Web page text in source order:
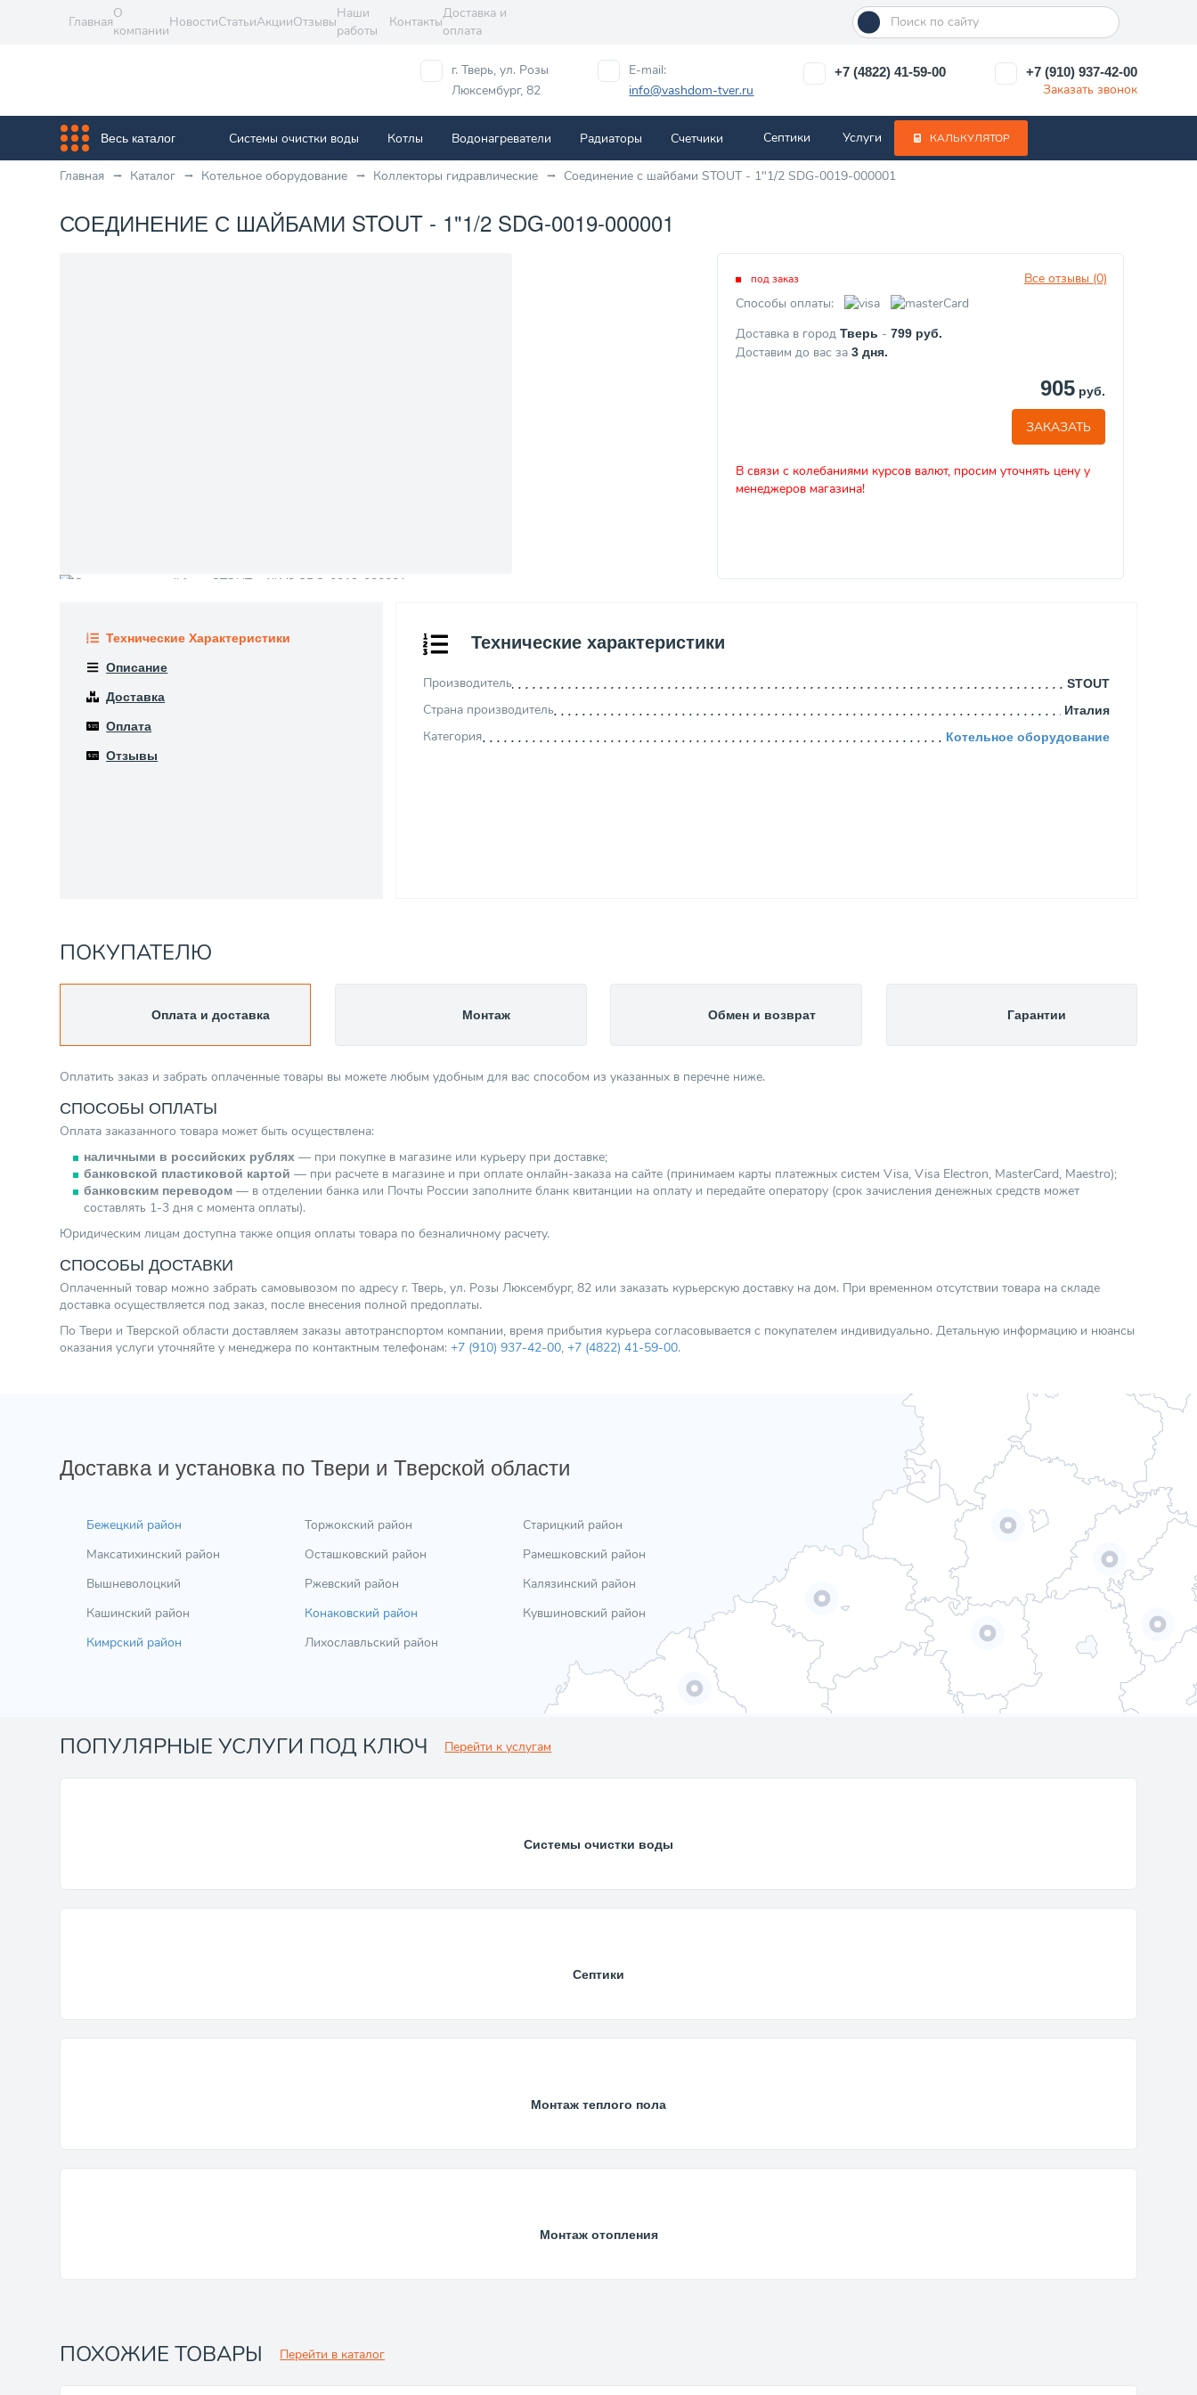
Главная
О
компании
НовостиСтатьиАкцииОтзывы
Наши
работы
Контакты
Доставка и
оплата
г. Тверь, ул. Розы
Люксембург, 82
E-mail:
info@vashdom-tver.ru
+7 (4822) 41-59-00 +7 (910) 937-42-00
Заказать звонок
Весь каталог Системы очистки воды Котлы Водонагреватели Радиаторы Cчетчики Септики Услуги КАЛЬКУЛЯТОР
Главная Каталог Котельное оборудование Коллекторы гидравлические Соединение с шайбами STOUT - 1"1/2 SDG-0019-000001
СОЕДИНЕНИЕ С ШАЙБАМИ STOUT - 1"1/2 SDG-0019-000001
Все отзывы (0)
под заказ
Способы оплаты:
Доставка в город Тверь - 799 руб.
Доставим до вас за 3 дня.
905руб.
ЗАКАЗАТЬ
В связи с колебаниями курсов валют, просим уточнять цену у
менеджеров магазина!
Технические Характеристики Технические характеристики
Производитель STOUT
Страна производитель Италия
Категория Котельное оборудование
Описание
Доставка
Оплата
Отзывы
ПОКУПАТЕЛЮ
Оплата и доставка
Оплатить заказ и забрать оплаченные товары вы можете любым удобным для вас способом из указанных в перечне ниже.
СПОСОБЫ ОПЛАТЫ
Оплата заказанного товара может быть осуществлена:
наличными в российских рублях — при покупке в магазине или курьеру при доставке;
банковской пластиковой картой — при расчете в магазине и при оплате онлайн-заказа на сайте (принимаем карты платежных систем Visa, Visa Electron, MasterCard, Maestro);
банковским переводом — в отделении банка или Почты России заполните бланк квитанции на оплату и передайте оператору (срок зачисления денежных средств может
составлять 1-3 дня с момента оплаты).
Юридическим лицам доступна также опция оплаты товара по безналичному расчету.
СПОСОБЫ ДОСТАВКИ
Оплаченный товар можно забрать самовывозом по адресу г. Тверь, ул. Розы Люксембург, 82 или заказать курьерскую доставку на дом. При временном отсутствии товара на складе
доставка осуществляется под заказ, после внесения полной предоплаты.
По Твери и Тверской области доставляем заказы автотранспортом компании, время прибытия курьера согласовывается с покупателем индивидуально. Детальную информацию и нюансы
оказания услуги уточняйте у менеджера по контактным телефонам: +7 (910) 937-42-00, +7 (4822) 41-59-00.
Монтаж Обмен и возврат Гарантии
Доставка и установка по Твери и Тверской области
Бежецкий район
Максатихинский район
Вышневолоцкий
Кашинский район
Кимрский район
Торжокский район
Осташковский район
Ржевский район
Конаковский район
Лихославльский район
Старицкий район
Рамешковский район
Калязинский район
Кувшиновский район
ПОПУЛЯРНЫЕ УСЛУГИ ПОД КЛЮЧ Перейти к услугам
Системы очистки воды
Септики
Монтаж теплого пола
Монтаж отопления
ПОХОЖИЕ ТОВАРЫ Перейти в каталог